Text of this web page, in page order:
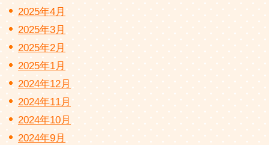
2025年4月
2025年3月
2025年2月
2025年1月
2024年12月
2024年11月
2024年10月
2024年9月